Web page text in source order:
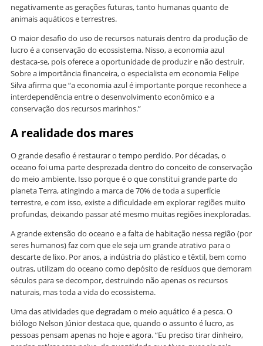
negativamente as gerações futuras, tanto humanas quanto de
animais aquáticos e terrestres.
O maior desafio do uso de recursos naturais dentro da produção de
lucro é a conservação do ecossistema. Nisso, a economia azul
destaca-se, pois oferece a oportunidade de produzir e não destruir.
Sobre a importância financeira, o especialista em economia Felipe
Silva afirma que “a economia azul é importante porque reconhece a
interdependência entre o desenvolvimento econômico e a
conservação dos recursos marinhos.”
A realidade dos mares
O grande desafio é restaurar o tempo perdido. Por décadas, o
oceano foi uma parte desprezada dentro do conceito de conservação
do meio ambiente. Isso porque é o que constitui grande parte do
planeta Terra, atingindo a marca de 70% de toda a superfície
terrestre, e com isso, existe a dificuldade em explorar regiões muito
profundas, deixando passar até mesmo muitas regiões inexploradas.
A grande extensão do oceano e a falta de habitação nessa região (por
seres humanos) faz com que ele seja um grande atrativo para o
descarte de lixo. Por anos, a indústria do plástico e têxtil, bem como
outras, utilizam do oceano como depósito de resíduos que demoram
séculos para se decompor, destruindo não apenas os recursos
naturais, mas toda a vida do ecossistema.
Uma das atividades que degradam o meio aquático é a pesca. O
biólogo Nelson Júnior destaca que, quando o assunto é lucro, as
pessoas pensam apenas no hoje e agora. “Eu preciso tirar dinheiro,